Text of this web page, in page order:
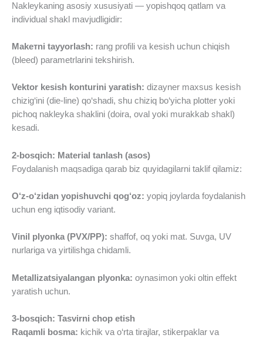
Nakleykaning asosiy xususiyati — yopishqoq qatlam va
individual shakl mavjudligidir:
Makетni tayyorlash: rang profili va kesish uchun chiqish
(bleed) parametrlarini tekshirish.
Vektor kesish konturini yaratish: dizayner maxsus kesish
chizig‘ini (die-line) qo‘shadi, shu chiziq bo‘yicha plotter yoki
pichoq nakleyka shaklini (doira, oval yoki murakkab shakl)
kesadi.
2-bosqich: Material tanlash (asos)
Foydalanish maqsadiga qarab biz quyidagilarni taklif qilamiz:
O‘z-o‘zidan yopishuvchi qog‘oz: yopiq joylarda foydalanish
uchun eng iqtisodiy variant.
Vinil plyonka (PVX/PP): shaffof, oq yoki mat. Suvga, UV
nurlariga va yirtilishga chidamli.
Metallizatsiyalangan plyonka: oynasimon yoki oltin effekt
yaratish uchun.
3-bosqich: Tasvirni chop etish
Raqamli bosma: kichik va o‘rta tirajlar, stikerpaklar va